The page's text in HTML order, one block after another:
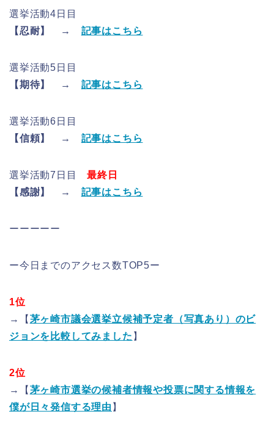
選挙活動4日目
【忍耐】 → 記事はこちら
選挙活動5日目
【期待】 → 記事はこちら
選挙活動6日目
【信頼】 → 記事はこちら
選挙活動7日目最終日
【感謝】 → 記事はこちら
ーーーーー
ー今日までのアクセス数TOP5ー
1位
→【 茅ヶ崎市議会選挙立候補予定者（写真あり）のビ
ジョンを比較してみました 】
2位
→【 茅ヶ崎市選挙の候補者情報や投票に関する情報を
僕が日々発信する理由 】